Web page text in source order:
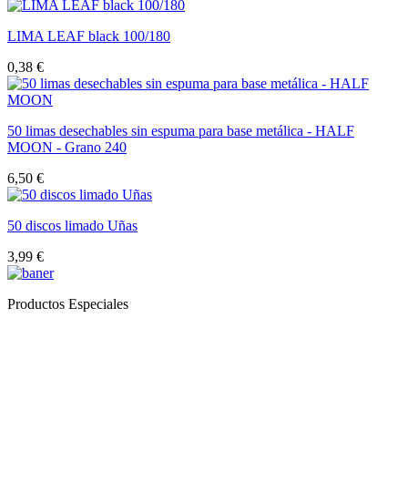
LIMA LEAF black 100/180
0,38 €
50 limas desechables sin espuma para base metálica - HALF
MOON - Grano 240
6,50 €
50 discos limado Uñas
3,99 €
Productos Especiales